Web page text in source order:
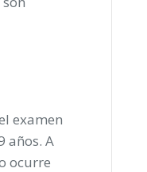
examen
años. A
ocurre